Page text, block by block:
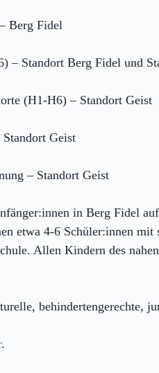
Berg Fidel
– Standort Berg Fidel und
(H1-H6) – Standort Geist
Standort Geist
– Standort Geist
in Berg Fidel
etwa 4-6 Schüler:innen
Allen Kindern des
behindertengerechte,
.